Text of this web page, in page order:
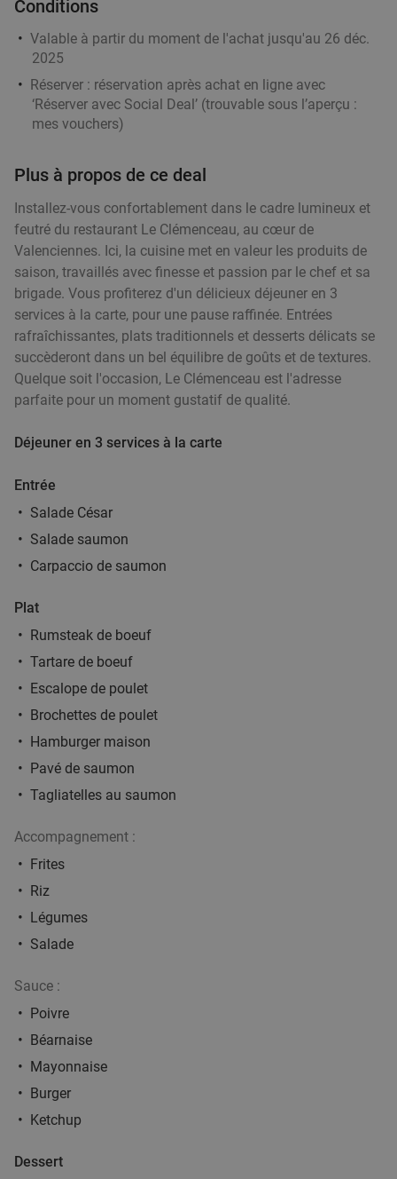
Conditions
Valable à partir du moment de l'achat jusqu'au 26 déc.
2025
Réserver : réservation après achat en ligne avec
‘Réserver avec Social Deal’ (trouvable sous l’aperçu :
mes vouchers)
Plus à propos de ce deal
Installez-vous confortablement dans le cadre lumineux et
feutré du restaurant Le Clémenceau, au cœur de
Valenciennes. Ici, la cuisine met en valeur les produits de
saison, travaillés avec finesse et passion par le chef et sa
brigade. Vous profiterez d'un délicieux déjeuner en 3
services à la carte, pour une pause raffinée. Entrées
rafraîchissantes, plats traditionnels et desserts délicats se
succèderont dans un bel équilibre de goûts et de textures.
Quelque soit l'occasion, Le Clémenceau est l'adresse
parfaite pour un moment gustatif de qualité.
Déjeuner en 3 services à la carte
Entrée
Salade César
Salade saumon
Carpaccio de saumon
Plat
Rumsteak de boeuf
Tartare de boeuf
Escalope de poulet
Brochettes de poulet
Hamburger maison
Pavé de saumon
Tagliatelles au saumon
Accompagnement :
Frites
Riz
Légumes
Salade
Sauce :
Poivre
Béarnaise
Mayonnaise
Burger
Ketchup
Dessert